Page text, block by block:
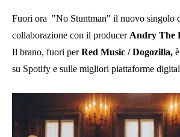
Fuori ora "No Stuntman" il nuovo singolo
collaborazione con il producerAndry The
Il brano, fuori perRed Music / Dogozilla,
su Spotify e sulle migliori piattaforme